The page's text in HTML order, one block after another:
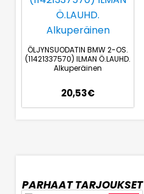
ÖLJYNSUODATIN BMW 2-OS.
(11421337570) ILMAN Ö.LAUHD.
Alkuperäinen
20,53€
PARHAAT TARJOUKSET